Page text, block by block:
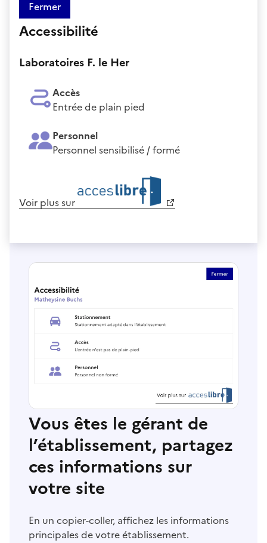
Fermer
Accessibilité
Laboratoires F. le Her
Accès
Entrée de plain pied
Personnel
Personnel sensibilisé / formé
Voir plus sur
Vous êtes le gérant de
l’établissement, partagez
ces informations sur
votre site
En un copier-coller, affichez les informations
principales de votre établissement.